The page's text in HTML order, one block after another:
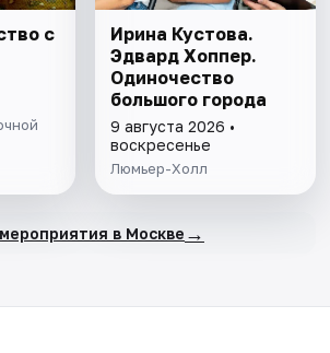
с
Ирина Кустова.
Эдвард Хоппер.
Одиночество
большого города
9 августа 2026 •
воскресенье
Люмьер-Холл
в Москве →